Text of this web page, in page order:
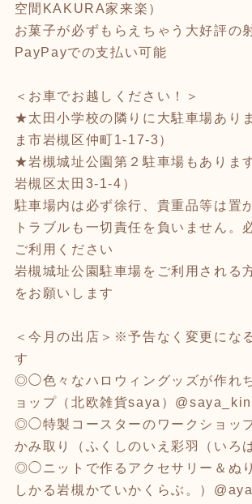
空間KAKURA家来楽）
お菓子が必ずもらえちゃう大好評の
PayPayでの支払い可能
＜お車でお越しください！＞
★太田小学校の隣りに大駐車場あり
ま市岩槻区仲町1-17-3）
★岩槻城址公園第２駐車場もありま
岩槻区太田3-1-4）
駐車場内は必ず徐行、貴重品等は置
トラブルも一切責任を負いません。
ご利用ください
岩槻城址公園駐車場をご利用される
をお願いします
＜今月の出店＞※予告なく変更にな
す
◎◯色々なハロウィングッズが作れ
ョップ（北欧雑貨saya）
◎◯特製コースターのワークショッ
かみ取り（ふくしのいえ彩羽（いろ
◎◯ニットで作るアクセサリー＆ぬ
しかる岩槻かていかくらぶ。）